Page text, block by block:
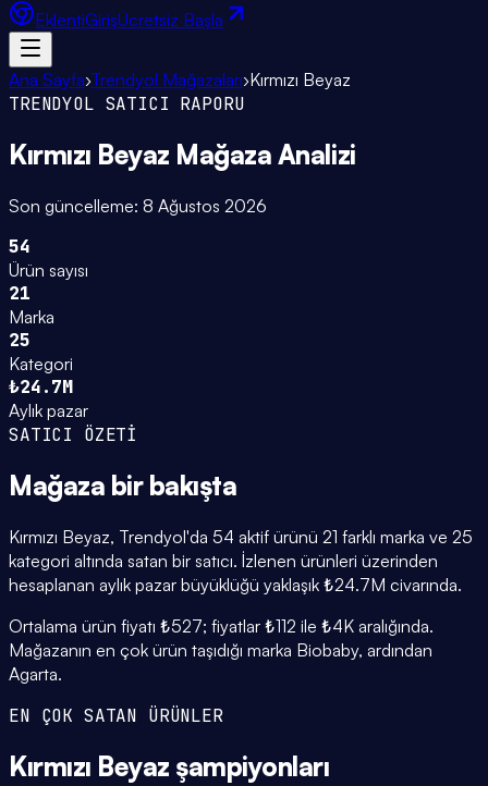
EklentiGirişÜcretsiz Başla
Ana Sayfa›Trendyol Mağazaları›Kırmızı Beyaz
TRENDYOL SATICI RAPORU
Kırmızı Beyaz Mağaza Analizi
Son güncelleme: 8 Ağustos 2026
54
Ürün sayısı
21
Marka
25
Kategori
₺24.7M
Aylık pazar
SATICI ÖZETİ
Mağaza bir bakışta
Kırmızı Beyaz, Trendyol'da 54 aktif ürünü 21 farklı marka ve 25
kategori altında satan bir satıcı. İzlenen ürünleri üzerinden
hesaplanan aylık pazar büyüklüğü yaklaşık ₺24.7M civarında.
Ortalama ürün fiyatı ₺527; fiyatlar ₺112 ile ₺4K aralığında.
Mağazanın en çok ürün taşıdığı marka Biobaby, ardından
Agarta.
EN ÇOK SATAN ÜRÜNLER
Kırmızı Beyaz şampiyonları